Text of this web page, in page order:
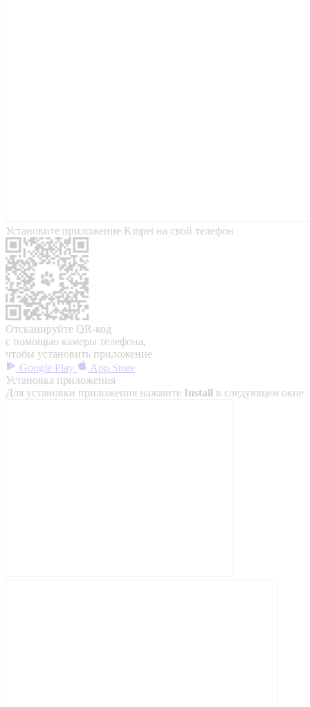
Установите приложение Kinpet на свой телефон
Отсканируйте QR-код
с помощью камеры телефона,
чтобы установить приложение
Google Play
App Store
Установка приложения
Для установки приложения нажмите Install в следующем окне